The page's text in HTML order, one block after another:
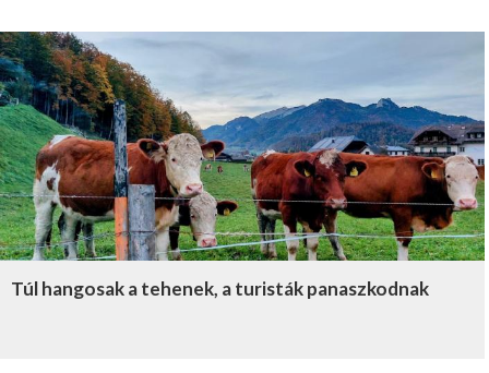
Túl hangosak a tehenek, a turisták panaszkodnak